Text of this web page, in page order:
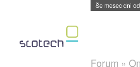
Še mesec dni
Forum »